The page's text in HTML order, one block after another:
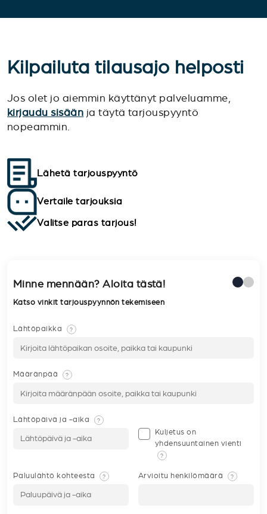
Kilpailuta tilausajo helposti
Jos olet jo aiemmin käyttänyt palveluamme,
kirjaudu sisään ja täytä tarjouspyyntö
nopeammin.
Lähetä tarjouspyyntö
Vertaile tarjouksia
Valitse paras tarjous!
Minne mennään? Aloita tästä!
Katso vinkit tarjouspyynnön tekemiseen
Lähtöpaikka ?
Määränpää ?
Lähtöpäivä ja -aika ?
Kuljetus on
yhdensuuntainen vienti
?
Paluulähtö kohteesta ? Arvioitu henkilömäärä ?